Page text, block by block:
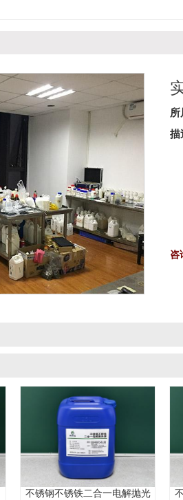
所
描
咨
不锈钢不锈铁二合一电解抛光
不锈钢